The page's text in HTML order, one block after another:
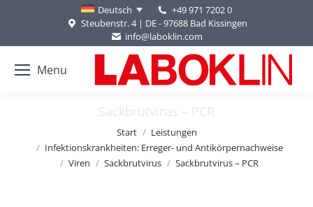
Deutsch
+49 971 7202 0
Steubenstr. 4 | DE - 97688 Bad Kissingen
info@laboklin.com
Menu
Sackbrutvirus – PCR
Start
Leistungen
Infektionskrankheiten: Erreger- und Antikörpernachweise
Viren
Sackbrutvirus Sackbrutvirus – PCR